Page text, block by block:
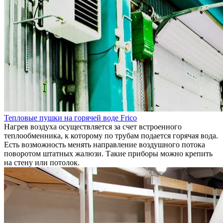
Тепловые пушки на горячей воде Frico
Нагрев воздуха осуществляется за счет встроенного
теплообменника, к которому по трубам подается горячая вода.
Есть возможность менять направление воздушного потока
поворотом штатных жалюзи. Такие приборы можно крепить
на стену или потолок.